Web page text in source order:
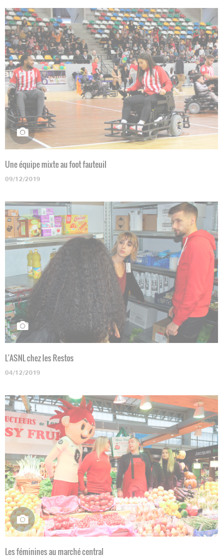
Une équipe mixte au foot fauteuil
09/12/2019
L'ASNL chez les Restos
04/12/2019
Les féminines au marché central